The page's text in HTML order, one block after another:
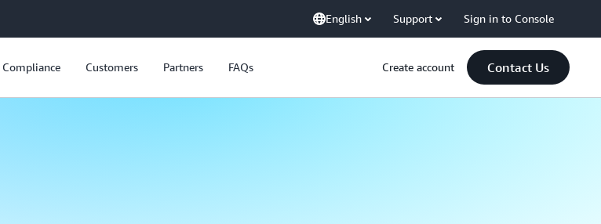
English Support Sign in to Console
Compliance Customers Partners FAQs Create account Contact Us